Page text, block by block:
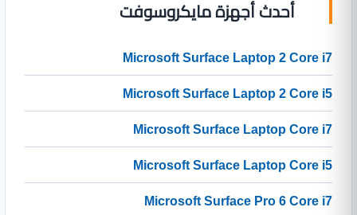
أحدث أجهزة مايكروسوفت
Microsoft Surface Laptop 2 Core i7
Microsoft Surface Laptop 2 Core i5
Microsoft Surface Laptop Core i7
Microsoft Surface Laptop Core i5
Microsoft Surface Pro 6 Core i7